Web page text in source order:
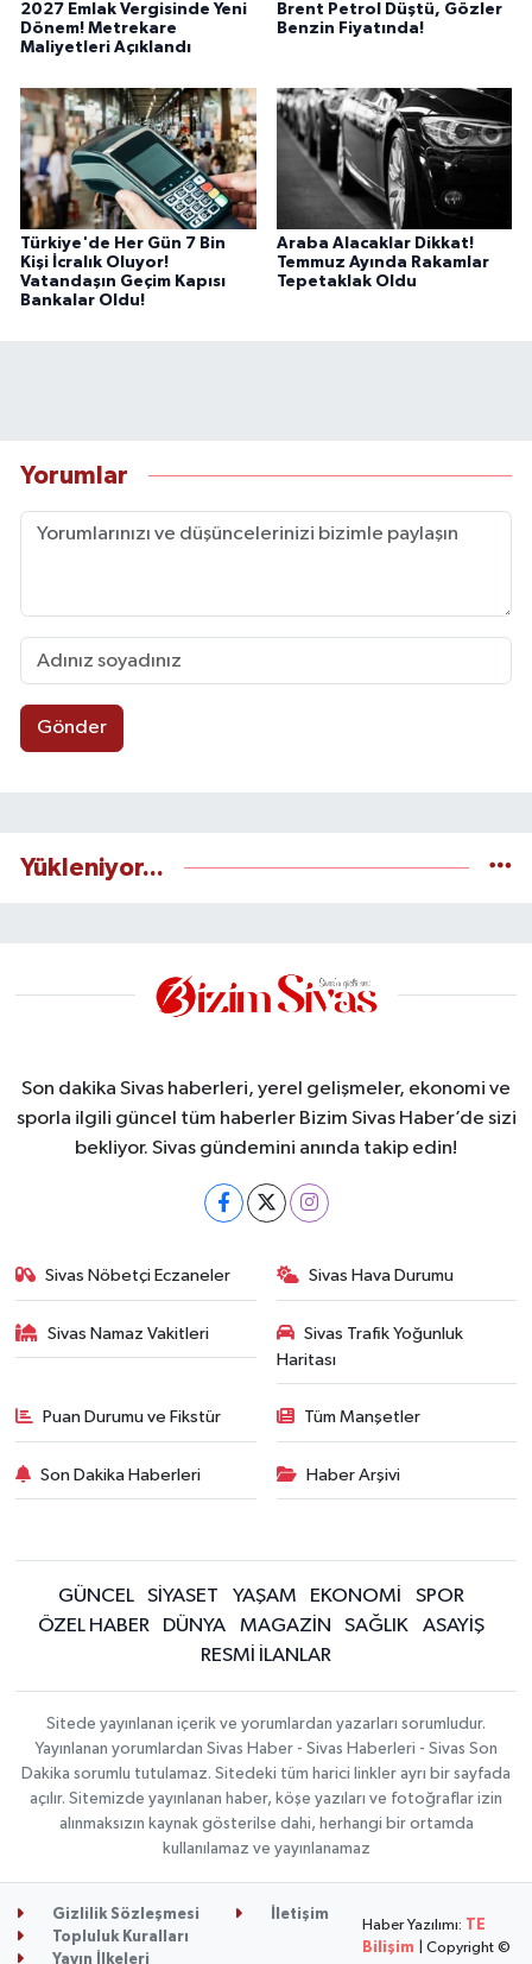
2027 Emlak Vergisinde Yeni
Dönem! Metrekare
Maliyetleri Açıklandı
Brent Petrol Düştü, Gözler
Benzin Fiyatında!
Türkiye'de Her Gün 7 Bin
Kişi İcralık Oluyor!
Vatandaşın Geçim Kapısı
Bankalar Oldu!
Araba Alacaklar Dikkat!
Temmuz Ayında Rakamlar
Tepetaklak Oldu
Yorumlar
Gönder
Yükleniyor...
Son dakika Sivas haberleri, yerel gelişmeler, ekonomi ve
sporla ilgili güncel tüm haberler Bizim Sivas Haber’de sizi
bekliyor. Sivas gündemini anında takip edin!
Sivas Nöbetçi Eczaneler Sivas Hava Durumu
Sivas Namaz Vakitleri
Sivas Trafik Yoğunluk
Haritası
Puan Durumu ve Fikstür Tüm Manşetler
Son Dakika Haberleri Haber Arşivi
GÜNCEL SİYASET YAŞAM EKONOMİ
SPOR
ÖZEL HABER
DÜNYA MAGAZİN SAĞLIK
ASAYİŞ
RESMİ İLANLAR
Sitede yayınlanan içerik ve yorumlardan yazarları sorumludur.
Yayınlanan yorumlardan Sivas Haber - Sivas Haberleri - Sivas Son
Dakika sorumlu tutulamaz. Sitedeki tüm harici linkler ayrı bir sayfada
açılır. Sitemizde yayınlanan haber, köşe yazıları ve fotoğraflar izin
alınmaksızın kaynak gösterilse dahi, herhangi bir ortamda
kullanılamaz ve yayınlanamaz
Gizlilik Sözleşmesi
İletişim
Topluluk Kuralları
Yayın İlkeleri
Haber Yazılımı: TE
Bilişim | Copyright ©